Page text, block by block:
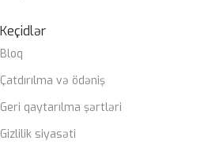
Keçidlər
Bloq
Çatdırılma və ödəniş
Geri qaytarılma şərtləri
Gizlilik siyasəti